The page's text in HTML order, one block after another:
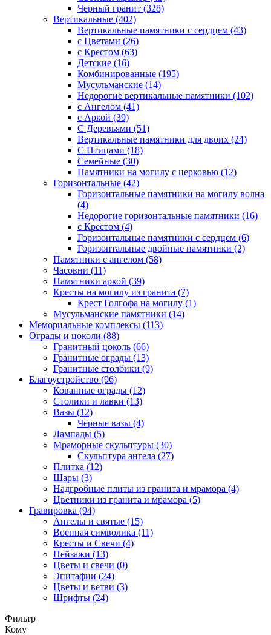
Черный гранит (328)
Вертикальные (402)
Вертикальные памятники с сердцем (43)
с Цветами (26)
c Крестом (63)
Детские (16)
Комбинированные (195)
Мусульманские (14)
Недорогие вертикальные памятники (102)
с Ангелом (41)
с Аркой (39)
С Деревьями (51)
Вертикальные памятники для двоих (24)
С Птицами (18)
Семейные (30)
Памятники на могилу с церковью (12)
Горизонтальные (42)
Горизонтальные памятники на могилу волна
(4)
Недорогие горизонтальные памятники (16)
с Крестом (4)
Горизонтальные памятники с сердцем (6)
Горизонтальные двойные памятники (2)
Памятники с ангелом (58)
Часовни (11)
Памятники аркой (39)
Кресты на могилу из гранита (7)
Крест Голгофа на могилу (1)
Мусульманские памятники (14)
Мемориальные комплексы (113)
Ограды и цоколи (88)
Гранитный цоколь (66)
Гранитные ограды (13)
Гранитные столбики (9)
Благоустройство (96)
Кованные ограды (12)
Столики и лавки (13)
Вазы (12)
Черные вазы (4)
Лампады (5)
Мраморные скульптуры (30)
Скульптура ангела (27)
Плитка (12)
Шары (3)
Надгробные плиты из гранита и мрамора (4)
Цветники из гранита и мрамора (5)
Гравировка (94)
Ангелы и святые (15)
Военная символика (11)
Кресты и Свечи (4)
Пейзажи (13)
Цветы и свечи (0)
Эпитафии (24)
Цветы и ветви (3)
Шрифты (24)
Фильтр
Кому